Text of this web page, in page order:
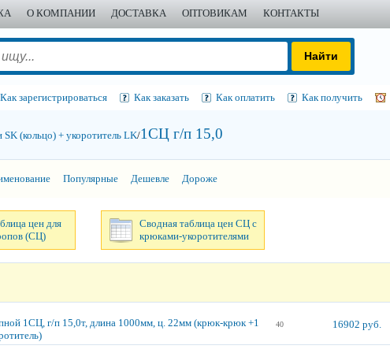
О КОМПАНИИ ДОСТАВКА ОПТОВИКАМ КОНТАКТЫ
Как зарегистрироваться Как заказать Как оплатить Как получить
SK (кольцо) + укоротитель LK/1СЦ г/п 15,0
Популярные Дешевле Дороже
цен для
(СЦ)
Сводная таблица цен СЦ с
крюками-укоротителями
1СЦ, г/п 15,0т, длина 1000мм, ц. 22мм (крюк-крюк +1
40 16902 руб.